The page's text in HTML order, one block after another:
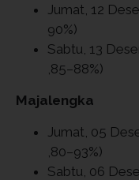
Jumat, 12
90%)
Sabtu, 13
,85–88%)
Majalengka
Jumat, 05
,80–93%)
Sabtu, 06